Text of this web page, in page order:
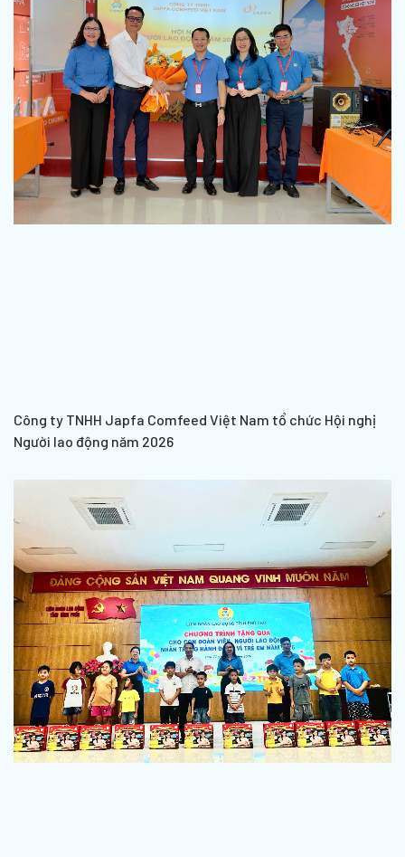
Công ty TNHH Japfa Comfeed Việt Nam tổ chức Hội nghị
Người lao động năm 2026